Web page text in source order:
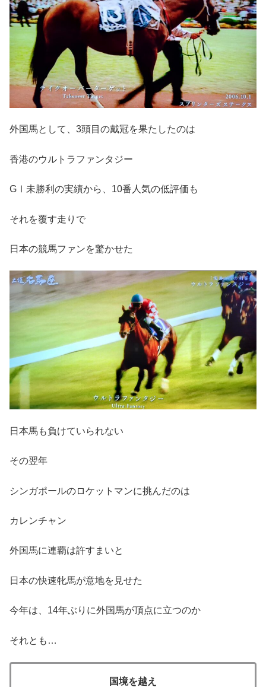
外国馬として、3頭目の戴冠を果たしたのは
香港のウルトラファンタジー
GⅠ未勝利の実績から、10番人気の低評価も
それを覆す走りで
日本の競馬ファンを驚かせた
日本馬も負けていられない
その翌年
シンガポールのロケットマンに挑んだのは
カレンチャン
外国馬に連覇は許すまいと
日本の快速牝馬が意地を見せた
今年は、14年ぶりに外国馬が頂点に立つのか
それとも…
国境を越え